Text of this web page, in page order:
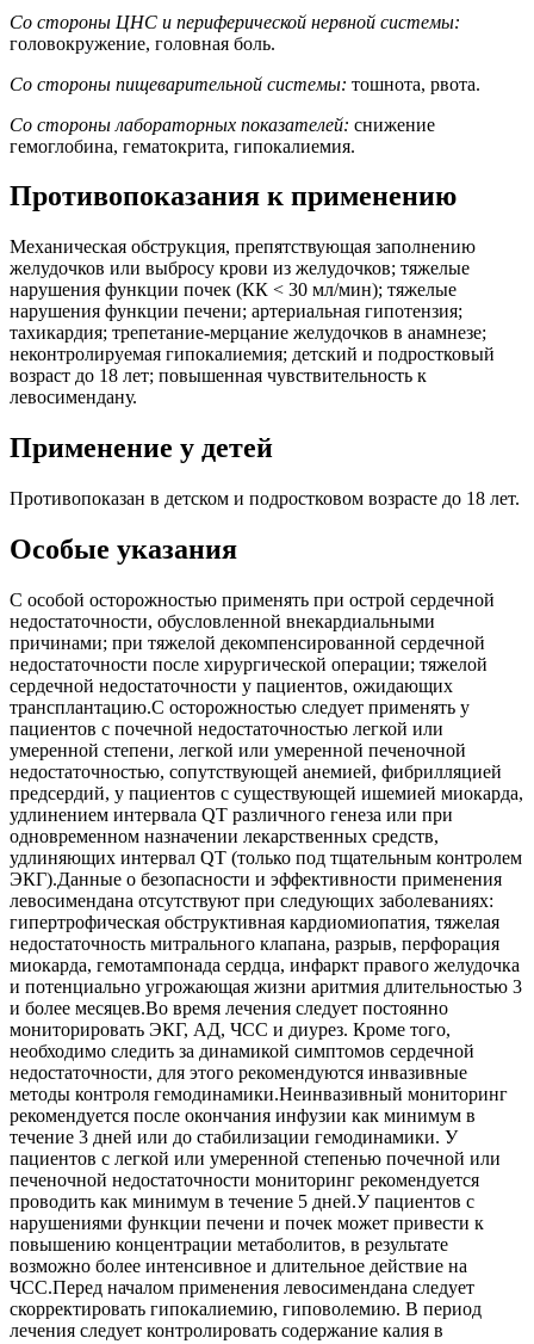
Со стороны ЦНС и периферической нервной системы:
головокружение, головная боль.
Со стороны пищеварительной системы: тошнота, рвота.
Со стороны лабораторных показателей: снижение
гемоглобина, гематокрита, гипокалиемия.
Противопоказания к применению
Механическая обструкция, препятствующая заполнению
желудочков или выбросу крови из желудочков; тяжелые
нарушения функции почек (КК < 30 мл/мин); тяжелые
нарушения функции печени; артериальная гипотензия;
тахикардия; трепетание-мерцание желудочков в анамнезе;
неконтролируемая гипокалиемия; детский и подростковый
возраст до 18 лет; повышенная чувствительность к
левосимендану.
Применение у детей
Противопоказан в детском и подростковом возрасте до 18 лет.
Особые указания
С особой осторожностью применять при острой сердечной
недостаточности, обусловленной внекардиальными
причинами; при тяжелой декомпенсированной сердечной
недостаточности после хирургической операции; тяжелой
сердечной недостаточности у пациентов, ожидающих
трансплантацию.С осторожностью следует применять у
пациентов с почечной недостаточностью легкой или
умеренной степени, легкой или умеренной печеночной
недостаточностью, сопутствующей анемией, фибрилляцией
предсердий, у пациентов с существующей ишемией миокарда,
удлинением интервала QT различного генеза или при
одновременном назначении лекарственных средств,
удлиняющих интервал QT (только под тщательным контролем
ЭКГ).Данные о безопасности и эффективности применения
левосимендана отсутствуют при следующих заболеваниях:
гипертрофическая обструктивная кардиомиопатия, тяжелая
недостаточность митрального клапана, разрыв, перфорация
миокарда, гемотампонада сердца, инфаркт правого желудочка
и потенциально угрожающая жизни аритмия длительностью 3
и более месяцев.Во время лечения следует постоянно
мониторировать ЭКГ, АД, ЧСС и диурез. Кроме того,
необходимо следить за динамикой симптомов сердечной
недостаточности, для этого рекомендуются инвазивные
методы контроля гемодинамики.Неинвазивный мониторинг
рекомендуется после окончания инфузии как минимум в
течение 3 дней или до стабилизации гемодинамики. У
пациентов с легкой или умеренной степенью почечной или
печеночной недостаточности мониторинг рекомендуется
проводить как минимум в течение 5 дней.У пациентов с
нарушениями функции печени и почек может привести к
повышению концентрации метаболитов, в результате
возможно более интенсивное и длительное действие на
ЧСС.Перед началом применения левосимендана следует
скорректировать гипокалиемию, гиповолемию. В период
лечения следует контролировать содержание калия в